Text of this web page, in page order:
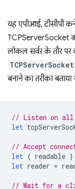
यह एपीआई, टीसीपी
TCPServerSocket
लोकल सर्वर के तौर पर
TCPServerSocket
बनाने का तरीका बताया
// Listen on all
let
// Accept
let { readable }
let reader =
// Wait for a